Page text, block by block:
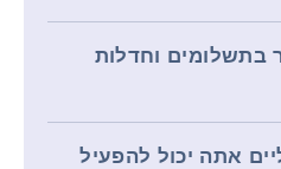
בתשלומים וחדלות
אתה יכול להפעיל